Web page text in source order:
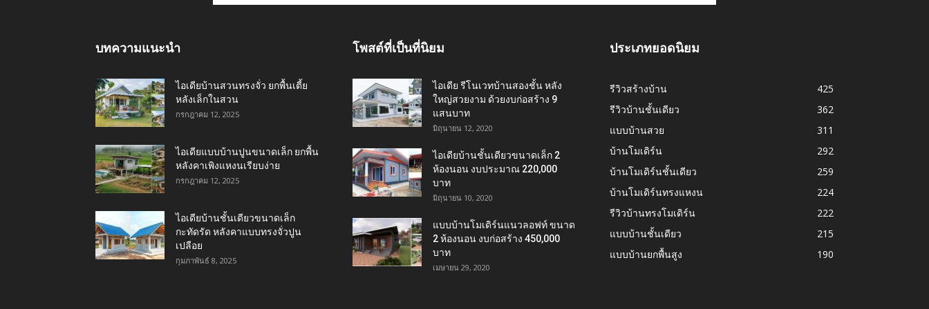
บทความแนะนำ
ไอเดียบ้านสวนทรงจั่ว ยกพื้นเตี้ย
หลังเล็กในสวน
กรกฎาคม 12, 2025
ไอเดียแบบบ้านปูนขนาดเล็ก ยกพื้น
หลังคาเพิงแหงนเรียบง่าย
กรกฎาคม 12, 2025
ไอเดียบ้านชั้นเดียวขนาดเล็ก
กะทัดรัด หลังคาแบบทรงจั่วปูน
เปลือย
กุมภาพันธ์ 8, 2025
โพสต์ที่เป็นที่นิยม
ไอเดีย รีโนเวทบ้านสองชั้น หลัง
ใหญ่สวยงาม ด้วยงบก่อสร้าง 9
แสนบาท
มิถุนายน 12, 2020
ไอเดียบ้านชั้นเดียวขนาดเล็ก 2
ห้องนอน งบประมาณ 220,000
บาท
มิถุนายน 10, 2020
แบบบ้านโมเดิร์นแนวลอฟท์ ขนาด
2 ห้องนอน งบก่อสร้าง 450,000
บาท
เมษายน 29, 2020
ประเภทยอดนิยม
รีวิวสร้างบ้าน
425
รีวิวบ้านชั้นเดียว
362
แบบบ้านสวย
311
บ้านโมเดิร์น
292
บ้านโมเดิร์นชั้นเดียว
259
บ้านโมเดิร์นทรงแหงน
224
รีวิวบ้านทรงโมเดิร์น
222
แบบบ้านชั้นเดียว
215
แบบบ้านยกพื้นสูง
190